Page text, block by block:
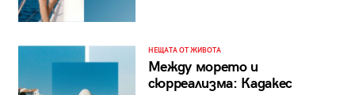
НЕЩАТА ОТ ЖИВОТА
Между морето и
сюрреализма: Кадакес